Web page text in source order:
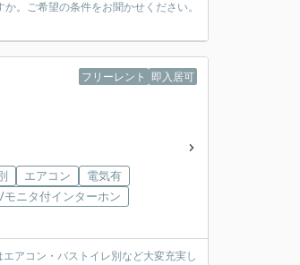
。ご希望の条件をお聞かせください。
フリーレント 即入居可
エアコン
電気有
モニタ付インターホン
アコン・バストイレ別など大変充実し